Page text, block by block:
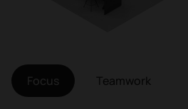
Focus Teamwork